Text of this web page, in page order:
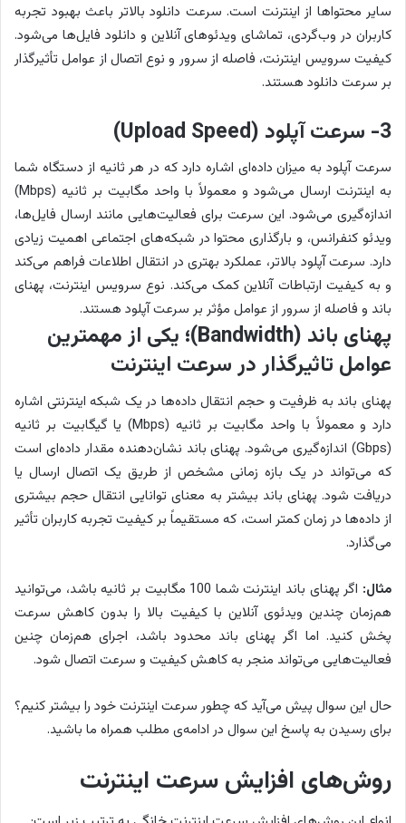
سایر محتواها از اینترنت است. سرعت دانلود بالاتر باعث بهبود تجربه
کاربران در وب‌گردی، تماشای ویدئوهای آنلاین و دانلود فایل‌ها می‌شود.
کیفیت سرویس اینترنت، فاصله از سرور و نوع اتصال از عوامل تأثیرگذار
بر سرعت دانلود هستند.
3- سرعت آپلود (Upload Speed)
سرعت آپلود به میزان داده‌ای اشاره دارد که در هر ثانیه از دستگاه شما
به اینترنت ارسال می‌شود و معمولاً با واحد مگابیت بر ثانیه (Mbps)
اندازه‌گیری می‌شود. این سرعت برای فعالیت‌هایی مانند ارسال فایل‌ها،
ویدئو کنفرانس، و بارگذاری محتوا در شبکه‌های اجتماعی اهمیت زیادی
دارد. سرعت آپلود بالاتر، عملکرد بهتری در انتقال اطلاعات فراهم می‌کند
و به کیفیت ارتباطات آنلاین کمک می‌کند. نوع سرویس اینترنت، پهنای
باند و فاصله از سرور از عوامل مؤثر بر سرعت آپلود هستند.
پهنای باند (Bandwidth) ؛ یکی از مهمترین
عوامل تاثیرگذار در سرعت اینترنت
پهنای باند به ظرفیت و حجم انتقال داده‌ها در یک شبکه اینترنتی اشاره
دارد و معمولاً با واحد مگابیت بر ثانیه (Mbps) یا گیگابیت بر ثانیه
(Gbps) اندازه‌گیری می‌شود. پهنای باند نشان‌دهنده مقدار داده‌ای است
که می‌تواند در یک بازه زمانی مشخص از طریق یک اتصال ارسال یا
دریافت شود. پهنای باند بیشتر به معنای توانایی انتقال حجم بیشتری
از داده‌ها در زمان کمتر است، که مستقیماً بر کیفیت تجربه کاربران تأثیر
می‌گذارد.
مثال:
اگر پهنای باند اینترنت شما 100 مگابیت بر ثانیه باشد، می‌توانید
هم‌زمان چندین ویدئوی آنلاین با کیفیت بالا را بدون کاهش سرعت
پخش کنید. اما اگر پهنای باند محدود باشد، اجرای هم‌زمان چنین
فعالیت‌هایی می‌تواند منجر به کاهش کیفیت و سرعت اتصال شود.
حال این سوال پیش می‌آید که چطور سرعت اینترنت خود را بیشتر کنیم؟
برای رسیدن به پاسخ این سوال در ادامه‌ی مطلب همراه ما باشید.
روش‌های افزایش سرعت اینترنت